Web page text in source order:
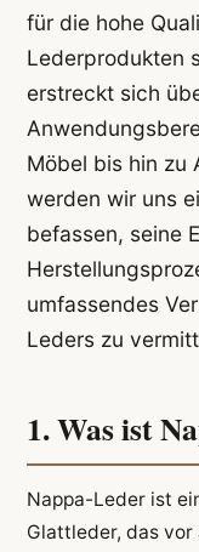
für die hohe
Lederprodukten
erstreckt sich
Möbel bis hin zu
werden wir uns
befassen, seine
umfassendes
Leders zu
1. Was ist
Nappa-Leder ist
Glattleder, das vor